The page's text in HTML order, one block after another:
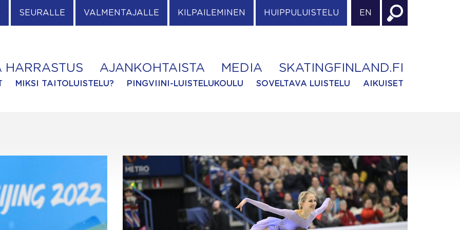
SEURALLE VALMENTAJALLE KILPAILEMINEN HUIPPULUISTELU EN
HARRASTUS AJANKOHTAISTA MEDIA SKATINGFINLAND.FI
MIKSI TAITOLUISTELU? PINGVIINI-LUISTELUKOULU SOVELTAVA LUISTELU AIKUISET